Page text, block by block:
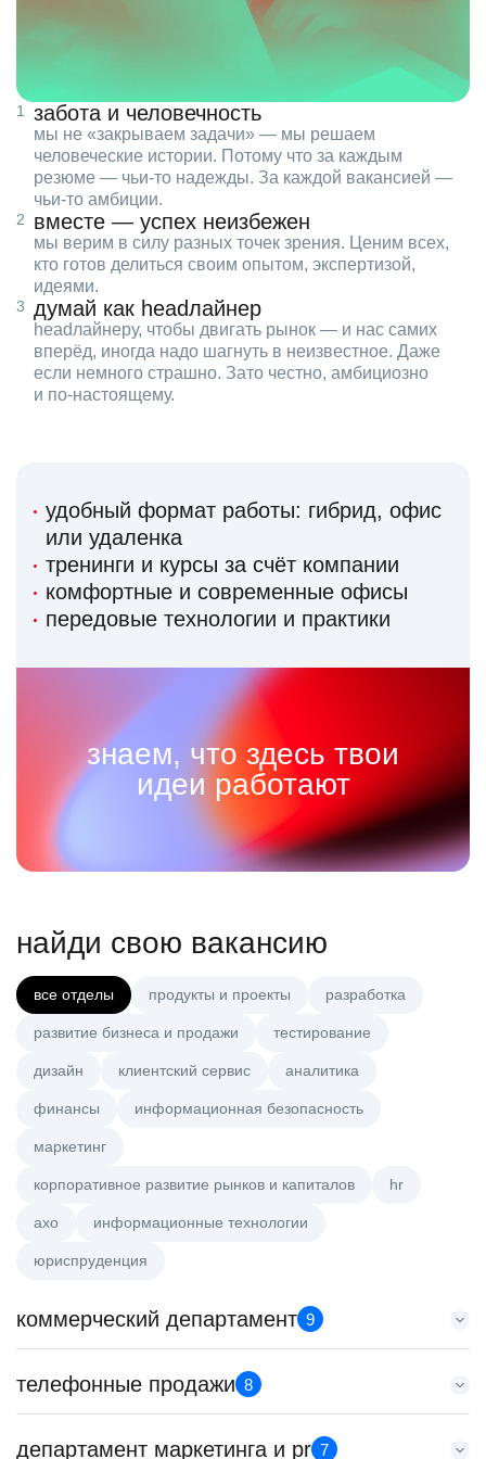
забота и человечность
мы не «закрываем задачи» — мы решаем
человеческие истории. Потому что за каждым
резюме — чьи‑то надежды. За каждой вакансией —
чьи‑то амбиции.
вместе — успех неизбежен
мы верим в силу разных точек зрения. Ценим всех,
кто готов делиться своим опытом, экспертизой,
идеями.
думай как headлайнер
headлайнеру, чтобы двигать рынок — и нас самих
вперёд, иногда надо шагнуть в неизвестное. Даже
если немного страшно. Зато честно, амбициозно
и по‑настоящему.
удобный формат работы: гибрид, офис
или удаленка
тренинги и курсы за счёт компании
комфортные и современные офисы
передовые технологии и практики
знаем, что здесь твои
идеи работают
найди свою вакансию
все отделы продукты и проекты разработка
развитие бизнеса и продажи тестирование
дизайн клиентский сервис аналитика
финансы информационная безопасность
маркетинг
корпоративное развитие рынков и капиталов hr
axo информационные технологии
юриспруденция
коммерческий департамент 9
Аналитик данных (направление Enterprise продаж)
HeadHunter::Коммерческий департамент
з/п не указана
телефонные продажи 8
Менеджер по продажам в сегменте среднего и крупного
департамент маркетинга и pr 7